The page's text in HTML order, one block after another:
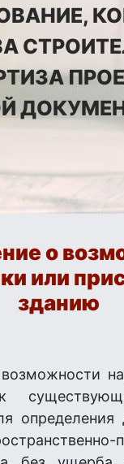
о
или
зданию
определения